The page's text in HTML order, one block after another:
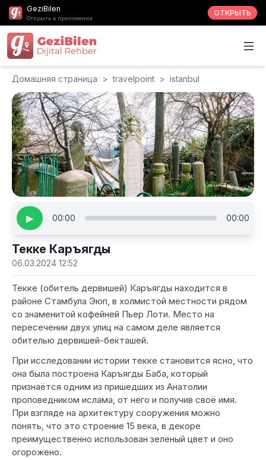
GeziBilen
Открыть в приложении
ОТКРЫТЬ
Домашняя страница > travelpoint > istanbul
▶ 00:00 00:00
Текке Каръягды
06.03.2024 12:52
Текке (обитель дервишей) Каръягды находится в
районе Стамбула Эюп, в холмистой местности рядом
со знаменитой кофейней Пьер Лоти. Место на
пересечении двух улиц на самом деле является
обителью дервишей-бекташей.
При исследовании истории текке становится ясно, что
она была построена Каръягды Баба, который
признаётся одним из пришедших из Анатолии
проповедником ислама, от него и получив своё имя.
При взгляде на архитектуру сооружения можно
понять, что это строение 15 века, в декоре
преимущественно использован зелёный цвет и оно
огорожено.